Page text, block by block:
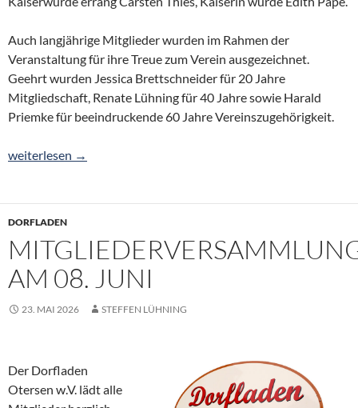
Auch langjährige Mitglieder wurden im Rahmen der
Veranstaltung für ihre Treue zum Verein ausgezeichnet.
Geehrt wurden Jessica Brettschneider für 20 Jahre
Mitgliedschaft, Renate Lühning für 40 Jahre sowie Harald
Priemke für beeindruckende 60 Jahre Vereinszugehörigkeit.
Vorsitzender Bodo Hogrefe wird Schützenkönig in Otersen
weiterlesen →
DORFLADEN
AM 08. JUNI
23. MAI 2026 STEFFEN LÜHNING
Der Dorfladen
Otersen w.V. lädt alle